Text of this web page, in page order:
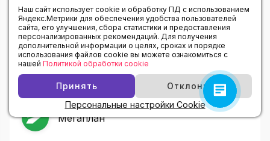
CRM - системы
Битрикс24
Мегаплан
Наш сайт использует cookie и обработку ПД с использованием
Яндекс.Метрики для обеспечения удобства пользователей
сайта, его улучшения, сбора статистики и предоставления
персонализированных рекомендаций. Для получения
дополнительной информации о целях, сроках и порядке
использования файлов cookie вы можете ознакомиться с
нашей Политикой обработки cookie
Принять
Отклонить
Персональные настройки Cookie